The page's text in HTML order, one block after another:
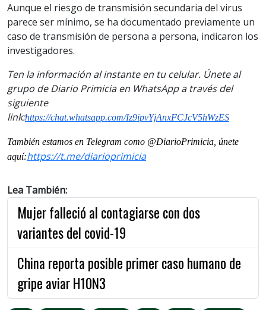
Aunque el riesgo de transmisión secundaria del virus
parece ser mínimo, se ha documentado previamente un
caso de transmisión de persona a persona, indicaron los
investigadores.
Ten la información al instante en tu celular. Únete al
grupo de Diario Primicia en WhatsApp a través del
siguiente
link:https://chat.whatsapp.com/Iz9ipvYjAnxFCJcV5hWzES
También estamos en Telegram como @DiarioPrimicia, únete
aquí:https://t.me/diarioprimicia
Lea También:
Mujer falleció al contagiarse con dos
variantes del covid-19
China reporta posible primer caso humano de
gripe aviar H10N3